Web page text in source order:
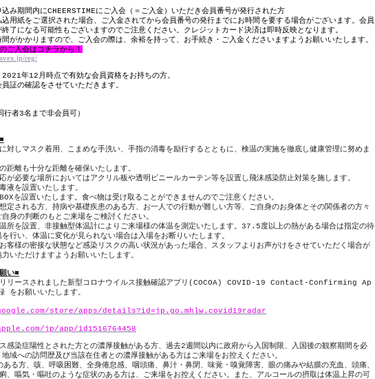
み期間内にCHEERSTIMEにご入会（＝ご入金）いただき会員番号が発行された方
用紙をご選択された場合、ご入金されてから会員番号の発行までにお時間を要する場合がございます。会員
了になる可能性もございますのでご注意ください。クレジットカード決済は即時反映となります。
がかかりますので、ご入会の際は、余裕を持って、お手続き・ご入金くださいますようお願いいたします。
ご入会はコチラから！
reg/
2021年12 月時点で有効な会員資格をお持ちの方。
証の確認をさせていただきます。
行者3名まで非会員可）
対しマスク着用、こまめな手洗い、手指の消毒を励行するとともに、検温の実施を徹底し健康管理に努めま
距離も十分な距離を確保いたします。
が必要な場所においてはアクリル板や透明ビニールカーテン等を設置し飛沫感染防止対策を施します。
液を設置いたします。
BOXを設置いたします。食べ物は受け取ることができませんのでご注意ください。
定される方、持病や基礎疾患のある方、お一人での行動が難しい方等、ご自身のお身体とその関係者の方々
身の判断のもとご来場をご検討ください。
所を設置、非接触型体温計によりご来場様の体温を測定いたします。 37.5 度以上の熱がある場合は指定の待
行い、体温に変化が見られない場合は入場をお断りいたします。
客様の密接な状態など感染リスクの高い状況があった場合、スタッフよりお声がけをさせていただく場合が
いただけますようお願いいたします。
い■
リースされました新型コロナウイルス接触確認アプリ (COCOA) COVID-19 Contact-Confirming Ap
をお願いいたします。
store/apps/details?id=jp.go.mhlw.covid19radar
jp/app/id1516764458
感染症陽性とされた方との濃厚接触がある方、過去2週間以内に政府から入国制限、入国後の観察期間を必
域への訪問歴及び当該在住者との濃厚接触がある方はご来場をお控えください。
ある方、咳、呼吸困難、全身倦怠感、咽頭痛、鼻汁・鼻閉、味覚・嗅覚障害、眼の痛みや結膜の充血、頭痛、
、嘔気・嘔吐のような症状のある方は、ご来場をお控えください。また、アルコールの摂取は体温上昇の可